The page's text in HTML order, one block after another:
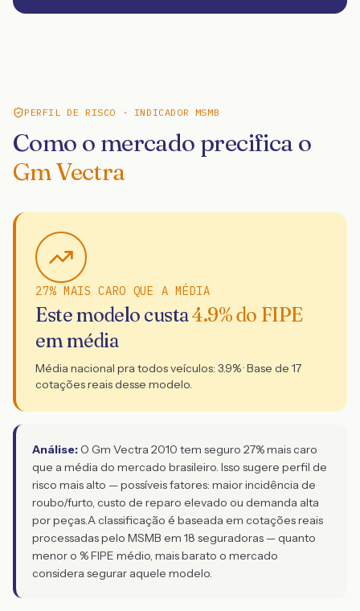
PERFIL DE RISCO · INDICADOR MSMB
Como o mercado precifica o
Gm Vectra
27% MAIS CARO QUE A MÉDIA
Este modelo custa4.9% do FIPE
em média
Média nacional pra todos veículos: 3.9% · Base de 17
cotações reais desse modelo.
Análise: O Gm Vectra 2010 tem seguro 27% mais caro
que a média do mercado brasileiro. Isso sugere perfil de
risco mais alto — possíveis fatores: maior incidência de
roubo/furto, custo de reparo elevado ou demanda alta
por peças.A classificação é baseada em cotações reais
processadas pelo MSMB em 18 seguradoras — quanto
menor o % FIPE médio, mais barato o mercado
considera segurar aquele modelo.